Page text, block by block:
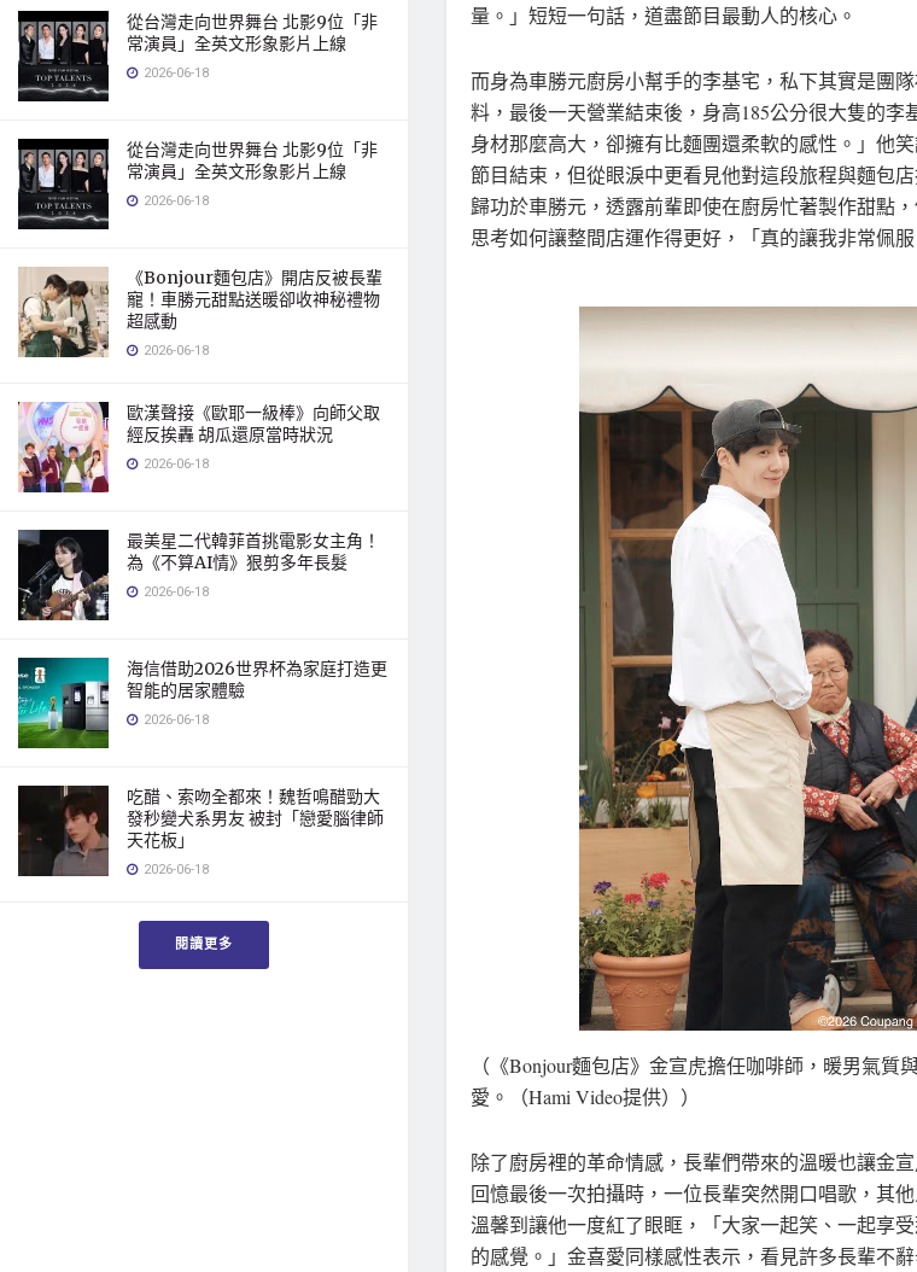
從台灣走向世界舞台 北影9位「非
常演員」全英文形象影片上線
2026-06-18
從台灣走向世界舞台 北影9位「非
常演員」全英文形象影片上線
2026-06-18
《Bonjour麵包店》開店反被長輩
寵！車勝元甜點送暖卻收神秘禮物
超感動
2026-06-18
歐漢聲接《歐耶一級棒》向師父取
經反挨轟 胡瓜還原當時狀況
2026-06-18
最美星二代韓菲首挑電影女主角！
為《不算AI情》狠剪多年長髮
2026-06-18
海信借助2026世界杯為家庭打造更
智能的居家體驗
2026-06-18
吃醋、索吻全都來！魏哲鳴醋勁大
發秒變犬系男友 被封「戀愛腦律師
天花板」
2026-06-18
閱讀更多
量。」短短一句話，道盡節目最動人的核心。
而身為車勝元廚房小幫手的李基宅，私下其實是團
料，最後一天營業結束後，身高185公分很大隻的李
身材那麼高大，卻擁有比麵團還柔軟的感性。」他
節目結束，但從眼淚中更看見他對這段旅程與麵包
歸功於車勝元，透露前輩即使在廚房忙著製作甜點
思考如何讓整間店運作得更好，「真的讓我非常佩服
（《Bonjour麵包店》金宣虎擔任咖啡師，暖男氣質
愛。（Hami Video提供））
除了廚房裡的革命情感，長輩們帶來的溫暖也讓金
回憶最後一次拍攝時，一位長輩突然開口唱歌，其
溫馨到讓他一度紅了眼眶，「大家一起笑、一起享
的感覺。」金喜愛同樣感性表示，看見許多長輩不